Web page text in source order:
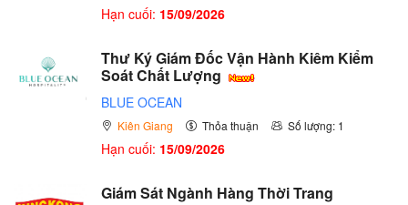
Hạn cuối: 15/09/2026
Thư Ký Giám Đốc Vận Hành Kiêm Kiểm
Soát Chất Lượng
BLUE OCEAN
Kiên Giang Thỏa thuận Số lượng: 1
Hạn cuối: 15/09/2026
Giám Sát Ngành Hàng Thời Trang